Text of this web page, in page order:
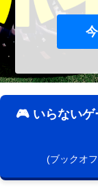
🎮 いらない
(ブックオ